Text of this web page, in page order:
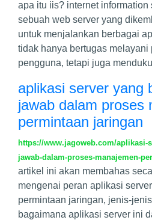
apa itu iis? internet information
sebuah web server yang
untuk menjalankan berbagai
tidak hanya bertugas melayani
pengguna, tetapi juga
aplikasi server yang
jawab dalam proses
permintaan jaringan
https://www.jagoweb.com/aplikasi-
jawab-dalam-proses-manajemen-
artikel ini akan membahas
mengenai peran aplikasi
permintaan jaringan, jenis-
bagaimana aplikasi server ini